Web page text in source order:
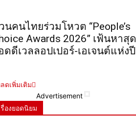
นคนไทยร่วมโหวต “People’s
Awards 2026” เฟ้นหาสุด
ดดีเวลลอปเปอร์-เอเจนต์แห่งปี
ดเพิ่มเติม
Advertisement
รื่องยอดนิยม